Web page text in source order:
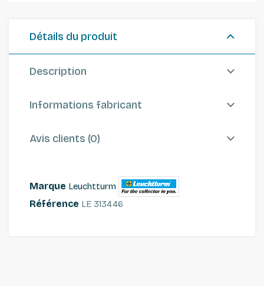
Détails du produit
Description
Informations fabricant
Avis clients (0)
Marque Leuchtturm
Référence LE 313446